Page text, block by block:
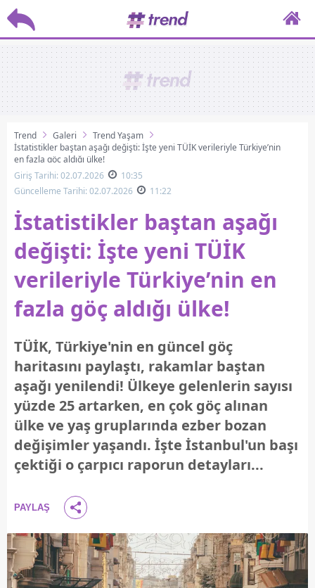
Trend Galeri
Trend Yaşam
İstatistikler baştan aşağı değişti: İşte yeni TÜİK verileriyle Türkiye’nin
en fazla göç aldığı ülke!
Giriş Tarihi: 02.07.2026
10:35
Güncelleme Tarihi: 02.07.2026
11:22
İstatistikler baştan aşağı
değişti: İşte yeni TÜİK
verileriyle Türkiye’nin en
fazla göç aldığı ülke!
TÜİK, Türkiye'nin en güncel göç
haritasını paylaştı, rakamlar baştan
aşağı yenilendi! Ülkeye gelenlerin sayısı
yüzde 25 artarken, en çok göç alınan
ülke ve yaş gruplarında ezber bozan
değişimler yaşandı. İşte İstanbul'un başı
çektiği o çarpıcı raporun detayları...
PAYLAŞ